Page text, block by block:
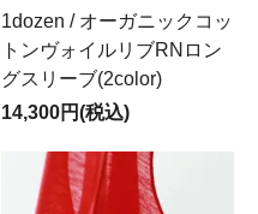
1dozen / オーガニックコッ
トンヴォイルリブRNロン
グスリーブ(2color)
14,300円(税込)